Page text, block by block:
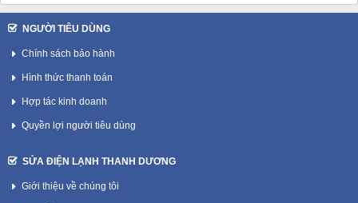
NGƯỜI TIÊU DÙNG
Chính sách bảo hành
Hình thức thanh toán
Hợp tác kinh doanh
Quyền lợi người tiêu dùng
SỬA ĐIỆN LẠNH THANH DƯƠNG
Giới thiệu về chúng tôi